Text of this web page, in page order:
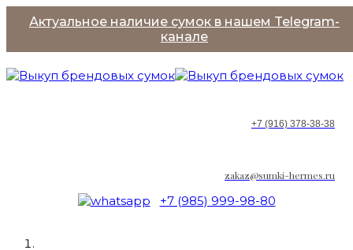
Актуальное наличие сумок в нашем Telegram-
канале
+7 (916) 378-38-38
zakaz@sumki-hermes.ru
+7 (985) 999-98-80